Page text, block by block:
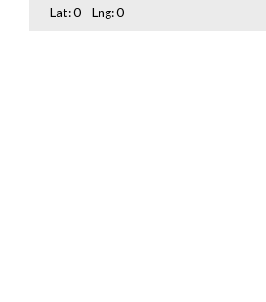
Lat:0 Lng:0